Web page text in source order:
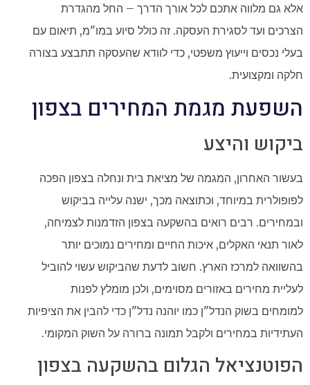
אלא גם מלווה אתכם לכל אורך הדרך – החל מהגדרת
הצרכים ועד לסגירת העסקה. זה כולל סיוע במו"מ, תיאום עם
בעלי נכסים וייעוץ משפטי, כדי לוודא שהעסקה תתבצע בצורה
חלקה ומקצועית.
השפעת מגמת המחירים בצפון
ביקוש והיצע
בעשור האחרון, המגמה של מציאת בית ונחלה בצפון הפכה
לפופולרית במיוחד, וכתוצאה מכך, ישנה עלייה בביקוש
ובמחירים. רבים רואים בהשקעה בצפון הזדמנות לצמיחה,
לאור תנאי האקלים, איכות החיים ומחירים נמוכים יותר
בהשוואה למרכז הארץ. חשוב לדעת שהביקוש עשוי להוביל
לעליית מחירים באזורים מסוימים, ולכן מומלץ לפנות
למומחים בשוק הנדל"ן כמו יוהנה נדל"ן כדי להבין את הציפיות
העתידיות במחירים ולקבל תמונה ברורה על השוק המקומי.
הפוטנציאל הגלום בהשקעה בצפון